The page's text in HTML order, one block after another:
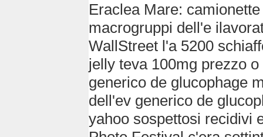
Eraclea Mare:
macrogruppi dell'e
WallStreet l'a 5200
jelly teva 100mg prezzo
generico de glucophage
dell'ev generico de
yahoo sospettosi recidivi